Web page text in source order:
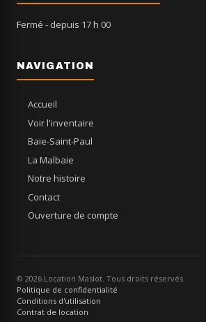
Fermé - depuis 17 h 00
NAVIGATION
Accueil
Voir l'inventaire
Baie-Saint-Paul
La Malbaie
Notre histoire
Contact
Ouverture de compte
© 2026 Location Maslot. Tous droits réservés
Politique de confidentialité
Conditions d'utilisation
Contrat de location